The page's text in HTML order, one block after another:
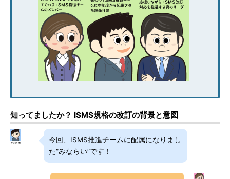
知ってましたか？ ISMS規格の改訂の背景と意図
今回、ISMS推進チームに配属になりまし
た“みならい”です！